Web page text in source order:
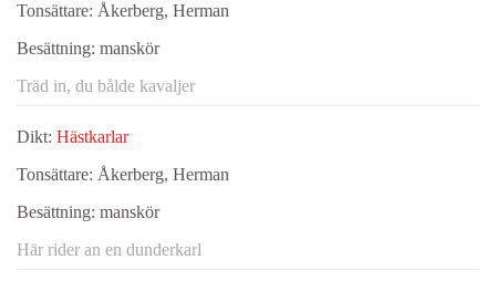
Tonsättare: Åkerberg, Herman
Besättning: manskör
Träd in, du bålde kavaljer
Dikt: Hästkarlar
Tonsättare: Åkerberg, Herman
Besättning: manskör
Här rider an en dunderkarl